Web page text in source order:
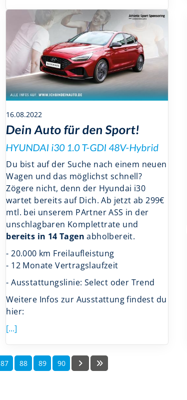
16.08.2022
Dein Auto für den Sport!
HYUNDAI i30 1.0 T-GDI 48V-Hybrid
Du bist auf der Suche nach einem neuen
Wagen und das möglichst schnell?
Zögere nicht, denn der Hyundai i30
wartet bereits auf Dich. Ab jetzt ab 299€
mtl. bei unserem PArtner ASS in der
unschlagbaren Komplettrate und
bereits in 14 Tagenabholbereit.
- 20.000 km Freilaufleistung
- 12 Monate Vertragslaufzeit
- Ausstattungslinie: Select oder Trend
Weitere Infos zur Ausstattung findest du
hier:
[...]
87 88 89 90